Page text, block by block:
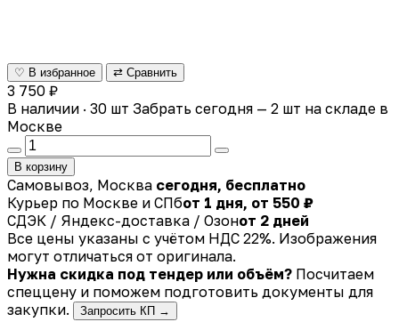
♡ В избранное ⇄ Сравнить
3 750 ₽
В наличии · 30 шт Забрать сегодня — 2 шт на складе в
Москве
В корзину
Самовывоз, Москва сегодня, бесплатно
Курьер по Москве и СПбот 1 дня, от 550 ₽
СДЭК / Яндекс-доставка / Озонот 2 дней
Все цены указаны с учётом НДС 22%. Изображения
могут отличаться от оригинала.
Нужна скидка под тендер или объём? Посчитаем
спеццену и поможем подготовить документы для
закупки.
Запросить КП →